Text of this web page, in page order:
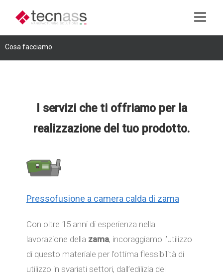
Cosa facciamo
I servizi che ti offriamo per la
realizzazione del tuo prodotto.
Pressofusione a camera calda di zama
Con oltre 15 anni di esperienza nella
lavorazione della zama, incoraggiamo l’utilizzo
di questo materiale per l’ottima flessibilità di
utilizzo in svariati settori, dall’edilizia del